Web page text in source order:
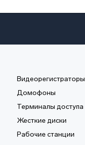
Видеорегистраторы
Домофоны
Терминалы доступа
Жесткие диски
Рабочие станции